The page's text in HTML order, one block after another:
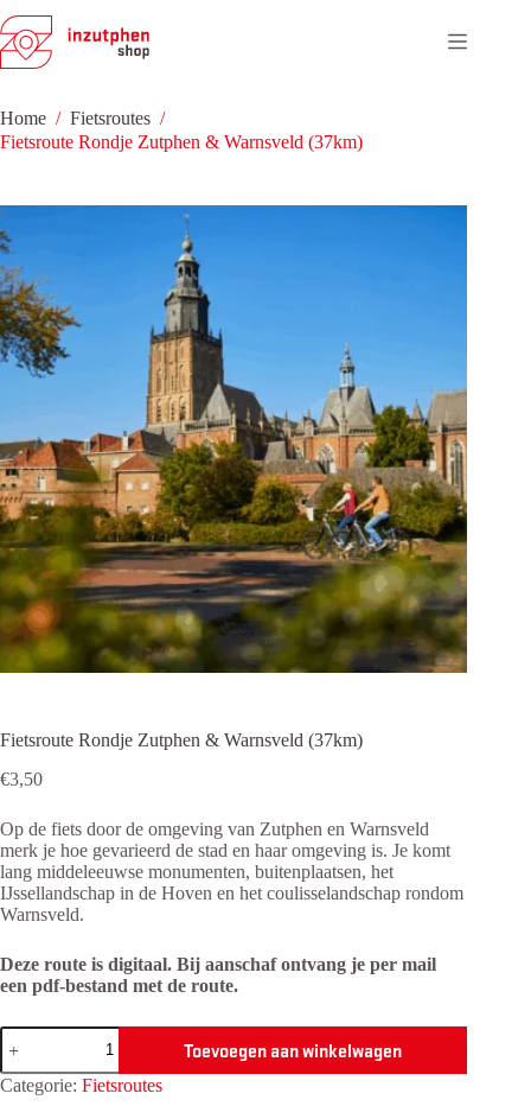
naar
de
inhoud
Home / Fietsroutes /
Fietsroute Rondje Zutphen & Warnsveld (37km)
Fietsroute Rondje Zutphen & Warnsveld (37km)
€3,50
Op de fiets door de omgeving van Zutphen en Warnsveld
merk je hoe gevarieerd de stad en haar omgeving is. Je komt
lang middeleeuwse monumenten, buitenplaatsen, het
IJssellandschap in de Hoven en het coulisselandschap rondom
Warnsveld.
Deze route is digitaal. Bij aanschaf ontvang je per mail
een pdf-bestand met de route.
Fietsroute
Rondje
Zutphen
&
Toevoegen aan winkelwagen
Categorie: Fietsroutes